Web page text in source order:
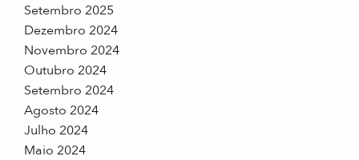
Setembro 2025
Dezembro 2024
Novembro 2024
Outubro 2024
Setembro 2024
Agosto 2024
Julho 2024
Maio 2024